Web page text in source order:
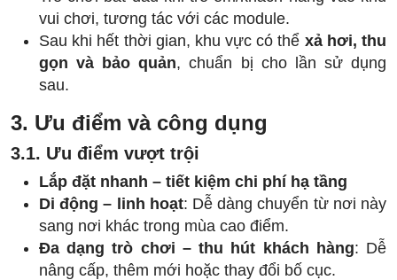
vui chơi, tương tác với các module.
Sau khi hết thời gian, khu vực có thể xả hơi, thu
gọn và bảo quản, chuẩn bị cho lần sử dụng
sau.
3. Ưu điểm và công dụng
3.1. Ưu điểm vượt trội
Lắp đặt nhanh – tiết kiệm chi phí hạ tầng
Di động – linh hoạt: Dễ dàng chuyển từ nơi này
sang nơi khác trong mùa cao điểm.
Đa dạng trò chơi – thu hút khách hàng: Dễ
nâng cấp, thêm mới hoặc thay đổi bố cục.